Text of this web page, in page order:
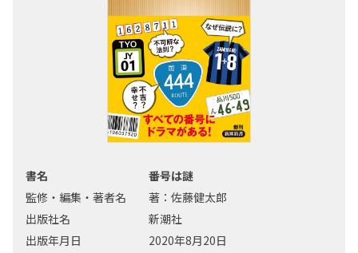
書名
番号は謎
監修・編集・著者名
著：佐藤健太郎
出版社名
新潮社
出版年月日
2020年8月20日